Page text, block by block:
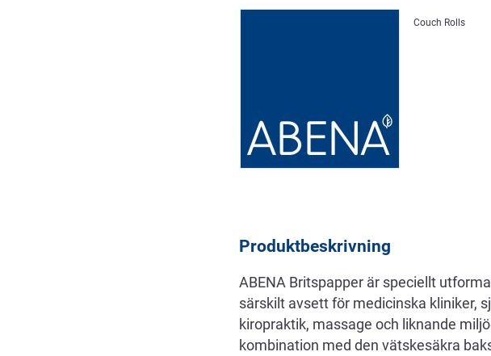
Beskrivning
Couch Rolls
Produktbeskrivning
ABENA Britspapper är speciellt
särskilt avsett för medicinska kliniker,
kiropraktik, massage och liknande
kombination med den vätskesäkra